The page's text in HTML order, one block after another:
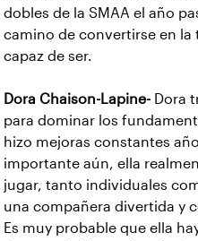
dobles de la SMAA el año
camino de convertirse en la
capaz de ser.
Dora Chaison-Lapine- Dora
para dominar los
hizo mejoras constantes
importante aún, ella
jugar, tanto individuales
una compañera divertida y
Es muy probable que ella